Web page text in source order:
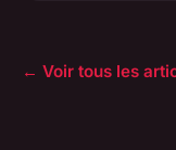
← Voir tous les